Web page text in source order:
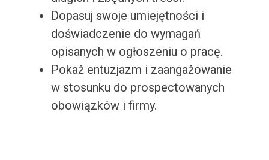
Dopasuj swoje umiejętności i
doświadczenie do wymagań
opisanych w ogłoszeniu o pracę.
Pokaż entuzjazm i zaangażowanie
w stosunku do prospectowanych
obowiązków i firmy.